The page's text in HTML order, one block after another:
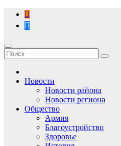
Перейти
содержимому
Новости
Новости района
Новости региона
Общество
Армия
Благоустройство
Здоровье